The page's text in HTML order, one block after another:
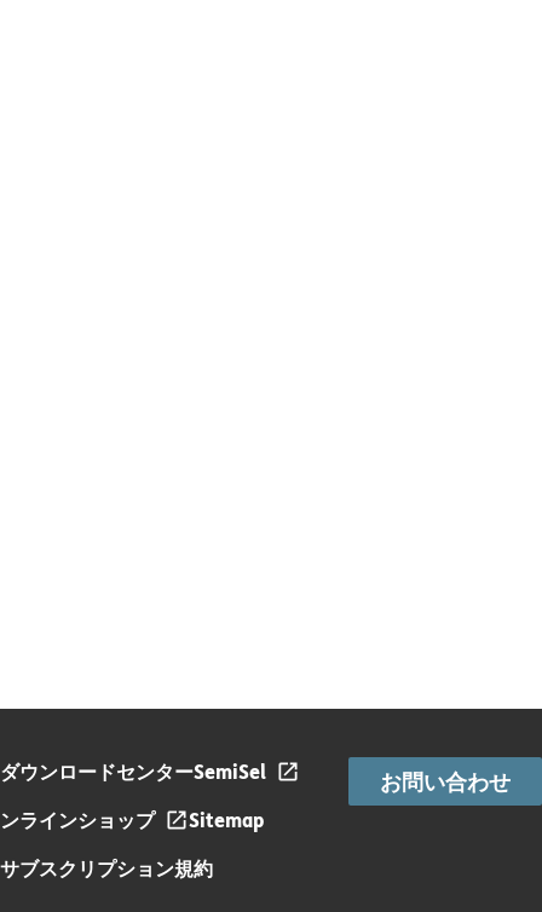
ダウンロードセンターSemiSel
ンラインショップ
Sitemap
サブスクリプション規約
お問い合わせ